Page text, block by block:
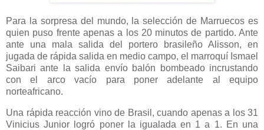
Para la sorpresa del mundo, la selección de Marruecos es
quien puso frente apenas a los 20 minutos de partido. Ante
ante una mala salida del portero brasileño Alisson, en
jugada de rápida salida en medio campo, el marroquí Ismael
Saibari ante la salida envío balón bombeado incrustando
con el arco vacío para poner adelante al equipo
norteafricano.
Una rápida reacción vino de Brasil, cuando apenas a los 31
Vinicius Junior logró poner la igualada en 1 a 1. En una